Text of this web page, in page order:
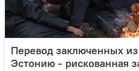
Перевод заключенных
Эстонию - рискованная